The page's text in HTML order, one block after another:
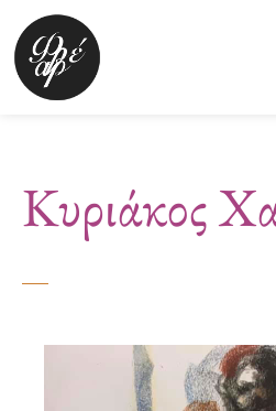
Μετάβαση
στο
περιεχόμενο
Κυριάκος